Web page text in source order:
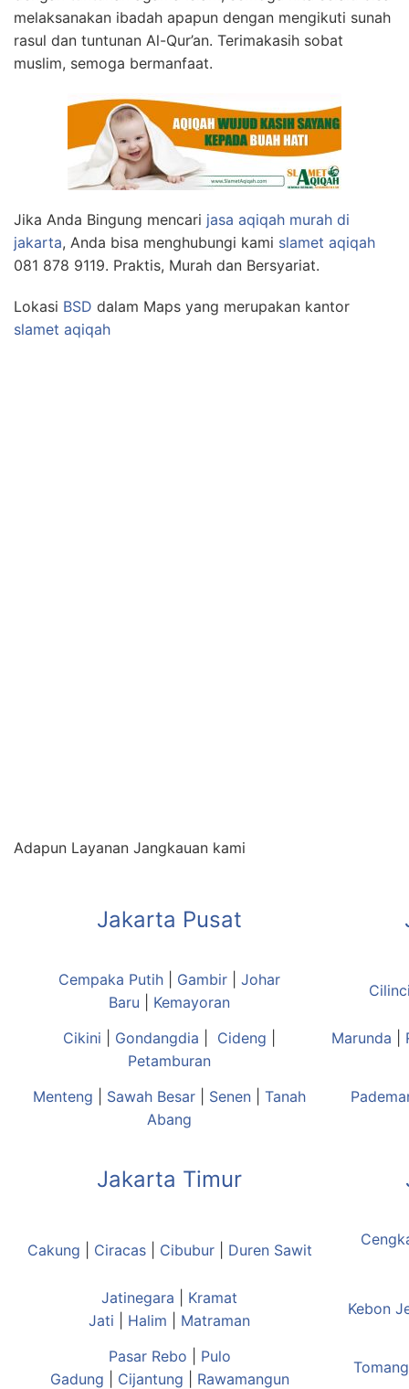
melaksanakan ibadah apapun dengan mengikuti sunah
rasul dan tuntunan Al-Qur’an. Terimakasih sobat
muslim, semoga bermanfaat.
Jika Anda Bingung mencari jasa aqiqah murah di
jakarta, Anda bisa menghubungi kami slamet aqiqah
081 878 9119. Praktis, Murah dan Bersyariat.
Lokasi BSD dalam Maps yang merupakan kantor
slamet aqiqah
Adapun Layanan Jangkauan kami
Jakarta Pusat
Cempaka Putih Gambir
Johar
Baru
Kemayoran
Cikini Gondangdia Cideng
Petamburan
Marunda
Menteng Sawah Besar Senen
Tanah
Abang
Jakarta Timur
Cakung Ciracas| Cibubur| Duren Sawit
Jatinegara
Kramat
Jati
Halim Matraman
Kebon
Pasar Rebo
Pulo
Gadung
Cijantung Rawamangun
Tomang